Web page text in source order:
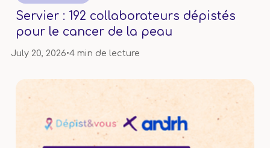
Servier : 192 collaborateurs dépistés
pour le cancer de la peau
July 20, 2026•4 min de lecture